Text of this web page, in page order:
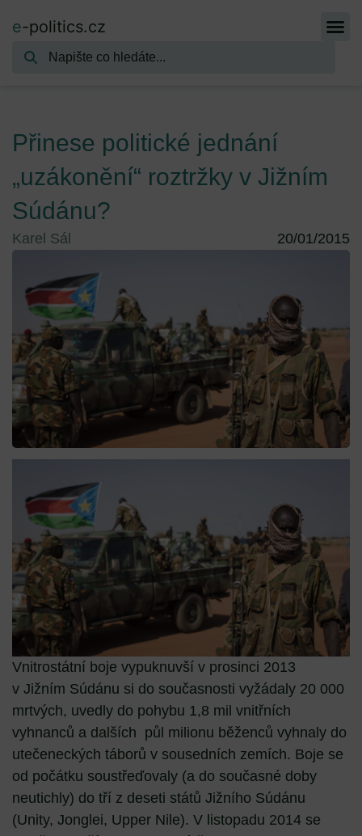
e-politics.cz
Přinese politické jednání
„uzákonění“ roztržky v Jižním
Súdánu?
Karel Sál 20/01/2015
Vnitrostátní boje vypuknuvší v prosinci 2013
v Jižním Súdánu si do současnosti vyžádaly 20 000
mrtvých, uvedly do pohybu 1,8 mil vnitřních
vyhnanců a dalších půl milionu běženců vyhnaly do
utečeneckých táborů v sousedních zemích. Boje se
od počátku soustřeďovaly (a do současné doby
neutichly) do tří z deseti států Jižního Súdánu
(Unity, Jonglei, Upper Nile). V listopadu 2014 se